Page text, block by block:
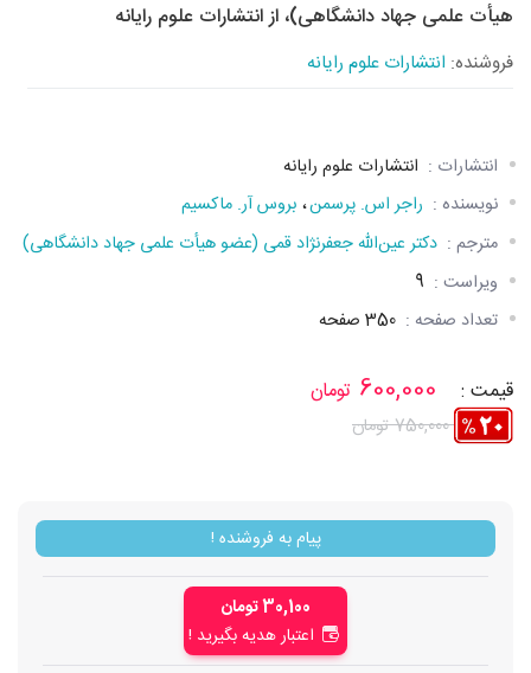
هیأت علمی جهاد دانشگاهی)، از انتشارات علوم رایانه
فروشنده: انتشارات علوم رایانه
انتشارات : انتشارات علوم رایانه
نویسنده : راجر اس. پرسمن، بروس آر. ماکسيم
مترجم : دکتر عین‌الله جعفرنژاد قمی (عضو هیأت علمی جهاد دانشگاهی)
ویراست : 9
تعداد صفحه : 350 صفحه
قیمت : 600,000 تومان
750,000 تومان
پیام به فروشنده !
30,100 تومان
اعتبار هدیه بگیرید !